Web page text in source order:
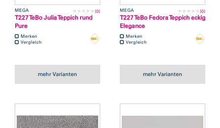
MEGA (0)
T227 TeBo Julia Teppich rund
Pure
Merken
Vergleich
mehr Varianten
MEGA (0)
T227 TeBo Fedora Teppich eckig
Elegance
Merken
Vergleich
mehr Varianten